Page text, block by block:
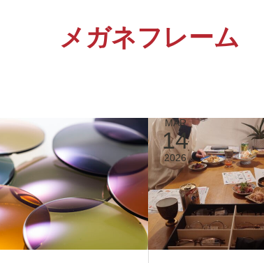
メガネフレーム
MAR
14
2026